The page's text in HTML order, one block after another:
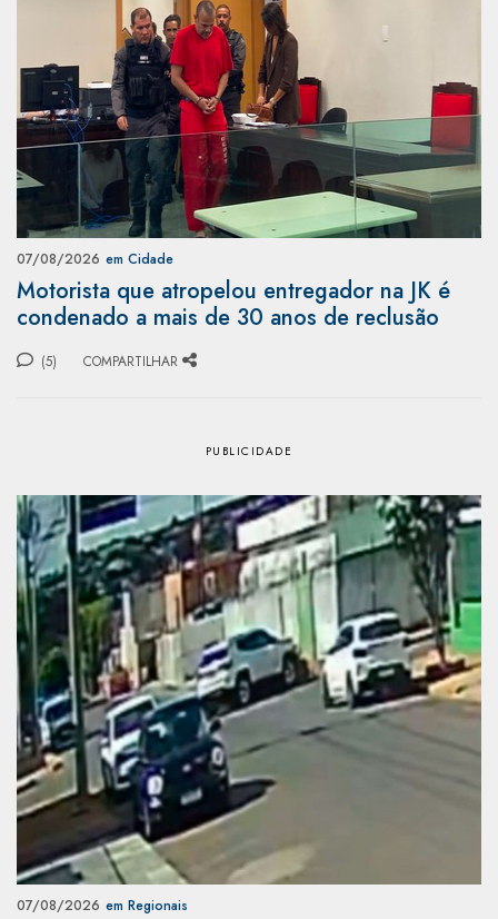
07/08/2026 em Cidade
Motorista que atropelou entregador na JK é
condenado a mais de 30 anos de reclusão
(5) COMPARTILHAR
07/08/2026 em Regionais